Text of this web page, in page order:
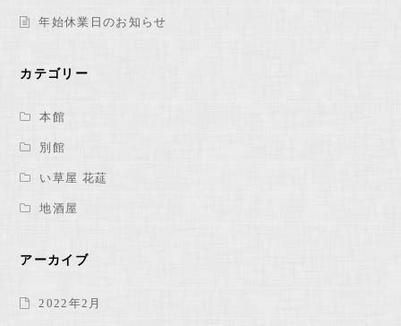
年始休業日のお知らせ
カテゴリー
本館
別館
い草屋 花莚
地酒屋
アーカイブ
2022年2月